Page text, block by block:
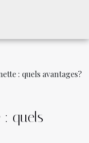
: quels avantages?
quels